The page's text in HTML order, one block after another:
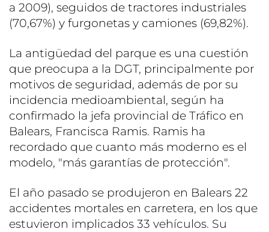
a 2009), seguidos de tractores industriales
(70,67%) y furgonetas y camiones (69,82%).
La antigüedad del parque es una cuestión
que preocupa a la DGT, principalmente por
motivos de seguridad, además de por su
incidencia medioambiental, según ha
confirmado la jefa provincial de Tráfico en
Balears, Francisca Ramis. Ramis ha
recordado que cuanto más moderno es el
modelo, "más garantías de protección".
El año pasado se produjeron en Balears 22
accidentes mortales en carretera, en los que
estuvieron implicados 33 vehículos. Su